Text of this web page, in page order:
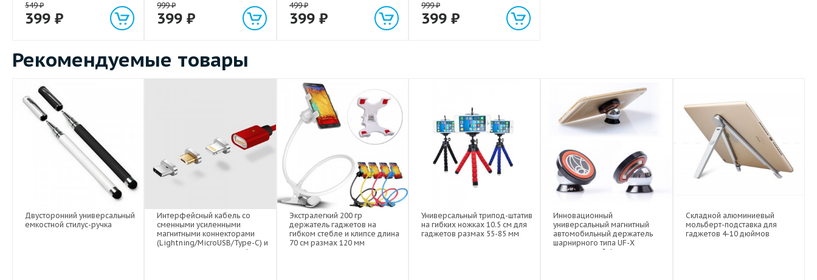
549₽
399 ₽
999₽
399₽
499₽
399 ₽
999₽
399 ₽
Рекомендуемые товары
Двусторонний универсальный
емкостной стилус-ручка
Интерфейсный кабель со
сменными усиленными
магнитными коннекторами
(Lightning/MicroUSB/Type-C) и
световым индикатором 1м
Экстралегкий 200 гр
держатель гаджетов на
гибком стебле и клипсе длина
70 см размах 120 мм
Универсальный трипод-штатив
на гибких ножках 10.5 см для
гаджетов размах 55-85 мм
Инновационный
универсальный магнитный
автомобильный держатель
шарнирного типа UF-X
экстрасильной фиксации для
Складной алюминиевый
мольберт-подставка для
гаджетов 4-10 дюймов